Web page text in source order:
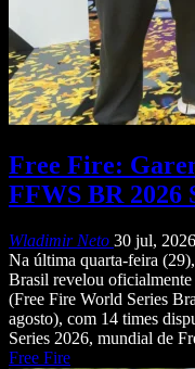
Free Fire:
FFWS BR 2026
Wladimir Neto 30 jul, 2026
Na última quarta-feira
Brasil revelou
(Free Fire World Series
agosto), com 14 times
Series 2026, mundial de
Free Fire